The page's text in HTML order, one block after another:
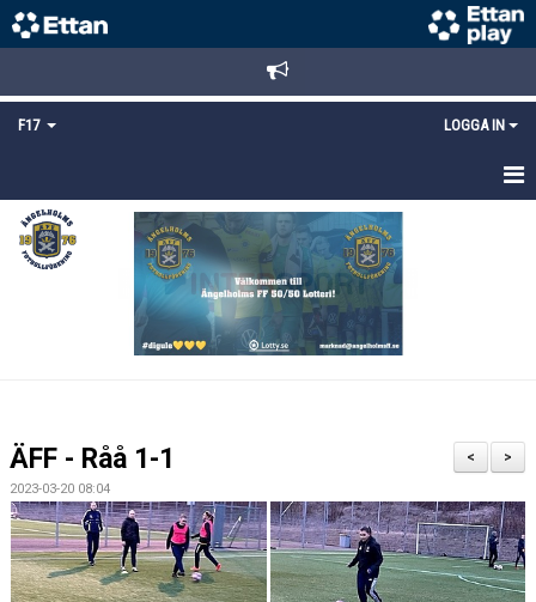
F17 LOGGA IN
HEM
NYHETER
DOKUMENT
MATCHER
KONTAKT
>
<
ÄFF - Råå 1-1
2023-03-20 08:04